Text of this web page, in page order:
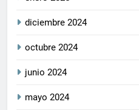
diciembre 2024
octubre 2024
junio 2024
mayo 2024